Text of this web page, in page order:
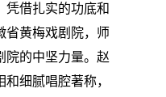
凭借扎实的功底和
省黄梅戏剧院，师
院的中坚力量。赵
细腻唱腔著称，